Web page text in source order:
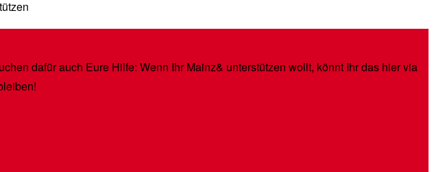
dafür auch Eure Hilfe: Wenn Ihr Mainz& unterstützen wollt, könnt Ihr das hier via